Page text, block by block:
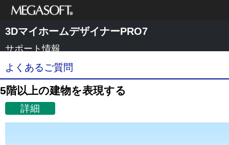
メガソフト株式
会社
3DマイホームデザイナーPRO7
サポート情報
よくあるご質問
5階以上の建物を表現する
詳細